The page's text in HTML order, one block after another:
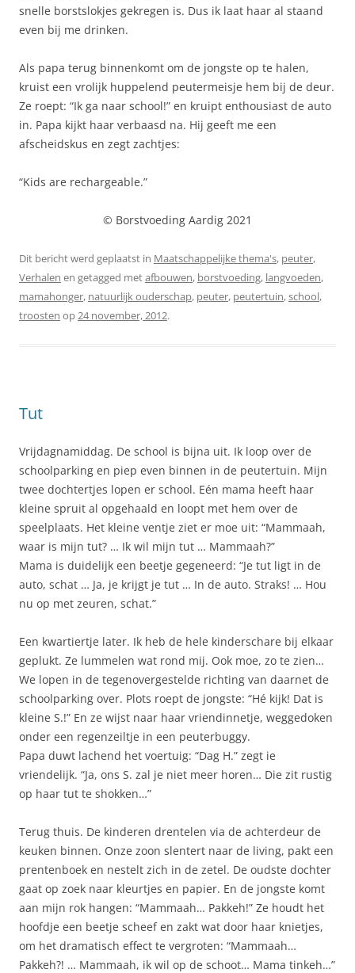
snelle borstslokjes gekregen is. Dus ik laat haar al staand
even bij me drinken.
Als papa terug binnenkomt om de jongste op te halen,
kruist een vrolijk huppelend peutermeisje hem bij de deur.
Ze roept: “Ik ga naar school!” en kruipt enthousiast de auto
in. Papa kijkt haar verbaasd na. Hij geeft me een
afscheidskus en zegt zachtjes:
“Kids are rechargeable.”
© Borstvoeding Aardig 2021
Dit bericht werd geplaatst in Maatschappelijke thema's, peuter,
Verhalen en getagged metafbouwen, borstvoeding, langvoeden,
mamahonger, natuurlijk ouderschap, peuter, peutertuin,school,
troosten op24 november, 2012.
Tut
Vrijdagnamiddag. De school is bijna uit. Ik loop over de
schoolparking en piep even binnen in de peutertuin. Mijn
twee dochtertjes lopen er school. Eén mama heeft haar
kleine spruit al opgehaald en loopt met hem over de
speelplaats. Het kleine ventje ziet er moe uit: “Mammaah,
waar is mijn tut? … Ik wil mijn tut … Mammaah?”
Mama is duidelijk een beetje gegeneerd: “Je tut ligt in de
auto, schat … Ja, je krijgt je tut … In de auto. Straks! … Hou
nu op met zeuren, schat.”
Een kwartiertje later. Ik heb de hele kinderschare bij elkaar
geplukt. Ze lummelen wat rond mij. Ook moe, zo te zien…
We lopen in de tegenovergestelde richting van daarnet de
schoolparking over. Plots roept de jongste: “Hé kijk! Dat is
kleine S.!” En ze wijst naar haar vriendinnetje, weggedoken
onder een regenzeiltje in een peuterbuggy.
Papa duwt lachend het voertuig: “Dag H.” zegt ie
vriendelijk. “Ja, ons S. zal je niet meer horen… Die zit rustig
op haar tut te shokken…”
Terug thuis. De kinderen drentelen via de achterdeur de
keuken binnen. Onze zoon slentert naar de living, pakt een
prentenboek en nestelt zich in de zetel. De oudste dochter
gaat op zoek naar kleurtjes en papier. En de jongste komt
aan mijn rok hangen: “Mammaah… Pakkeh!” Ze houdt het
hoofdje een beetje scheef en zakt wat door haar knietjes,
om het dramatisch effect te vergroten: “Mammaah…
Pakkeh?! … Mammaah, ik wil op de schoot… Mama tinkeh…”